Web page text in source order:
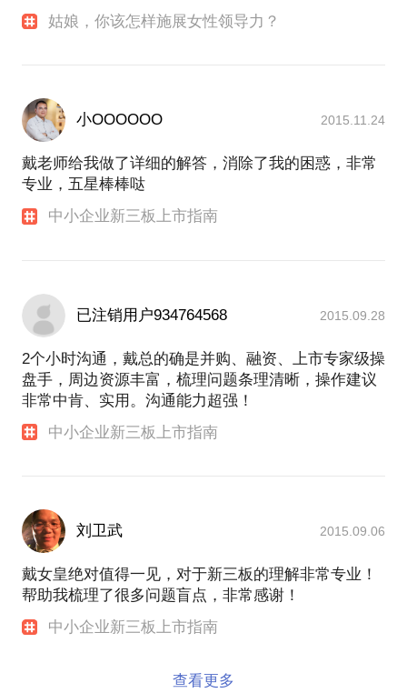
姑娘，你该怎样施展女性领导力？
小OOOOOO 2015.11.24
戴老师给我做了详细的解答，消除了我的困惑，非常
专业，五星棒棒哒
中小企业新三板上市指南
已注销用户934764568 2015.09.28
2个小时沟通，戴总的确是并购、融资、上市专家级操
盘手，周边资源丰富，梳理问题条理清晰，操作建议
非常中肯、实用。沟通能力超强！
中小企业新三板上市指南
刘卫武 2015.09.06
戴女皇绝对值得一见，对于新三板的理解非常专业！
帮助我梳理了很多问题盲点，非常感谢！
中小企业新三板上市指南
查看更多